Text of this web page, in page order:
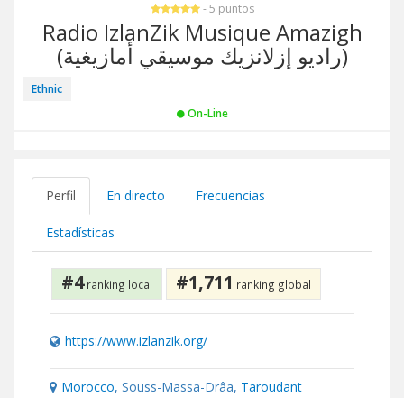
- 5 puntos
Radio IzlanZik Musique Amazigh
(راديو إزلانزيك موسيقي أمازيغية)
Ethnic
On-Line
Perfil En directo Frecuencias
Estadísticas
#4ranking local #1,711 ranking global
https://www.izlanzik.org/
Morocco, Souss-Massa-Drâa, Taroudant